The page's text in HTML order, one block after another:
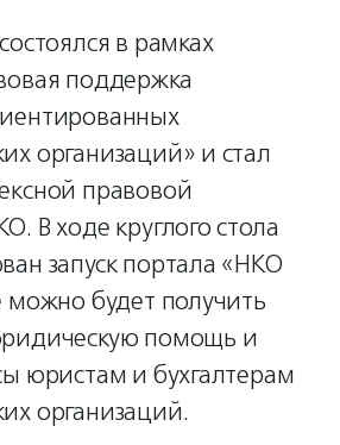
в рамках
поддержка
организаций» и стал
правовой
В ходе круглого стола
запуск портала «НКО
можно будет получить
помощь и
юристам и бухгалтерам
организаций.